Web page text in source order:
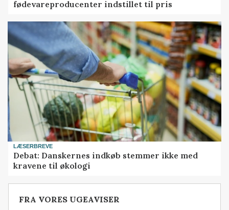
fødevareproducenter indstillet til pris
LÆSERBREVE
Debat: Danskernes indkøb stemmer ikke med
kravene til økologi
FRA VORES UGEAVISER